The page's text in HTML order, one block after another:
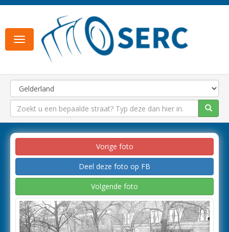
Toggle
navigation
Vorige foto
Deel deze foto op FB
Volgende foto